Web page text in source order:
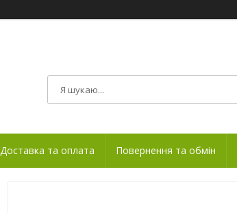
Доставка та оплата Повернення та обмін